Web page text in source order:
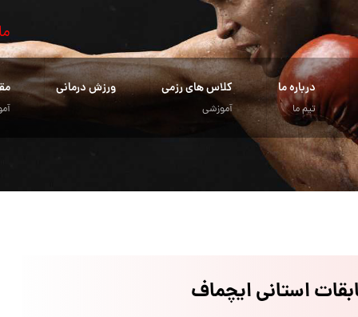
درباره ما
تیم ما
کلاس های رزمی
آموزشی
ورزش درمانی
استانی ایچماف